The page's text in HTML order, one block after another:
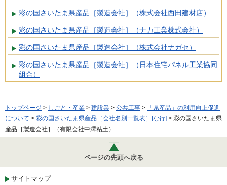
彩の国さいたま県産品［製造会社］（株式会社西田建材店）
彩の国さいたま県産品［製造会社］（ナカ工業株式会社）
彩の国さいたま県産品［製造会社］（株式会社ナガセ）
彩の国さいたま県産品［製造会社］（日本住宅パネル工業協同
組合）
トップページ > しごと・産業 > 建設業 > 公共工事 >
「県産品」の利用向上促進
について > 彩の国さいたま県産品［会社名別一覧表］[な行] > 彩の国さいたま県
産品［製造会社］（有限会社中澤粘土）
ページの先頭へ戻る
サイトマップ